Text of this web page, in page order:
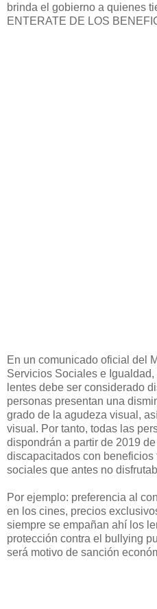
brinda el gobierno a quienes
ENTERATE DE LOS
En un comunicado oficial del
Servicios Sociales e
lentes debe ser considerado
personas presentan una
grado de la agudeza visual,
visual. Por tanto, todas las
dispondrán a partir de 2019
discapacitados con
sociales que antes no
Por ejemplo: preferencia al
en los cines, precios
siempre se empañan ahí los
protección contra el bullying
será motivo de sanción